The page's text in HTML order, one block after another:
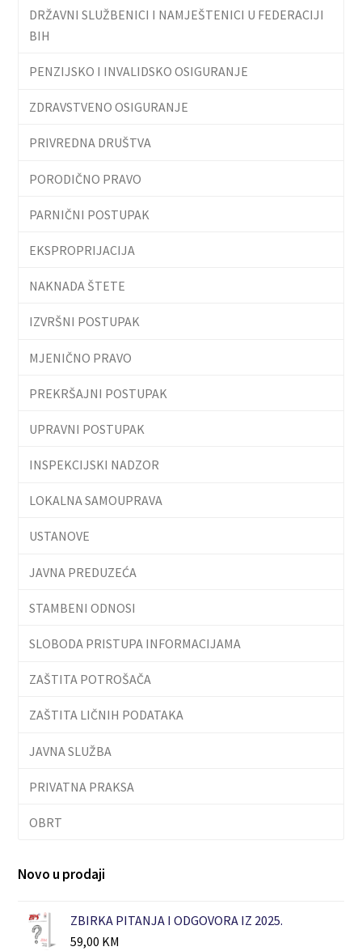
DRŽAVNI SLUŽBENICI I NAMJEŠTENICI U FEDERACIJI
BIH
PENZIJSKO I INVALIDSKO OSIGURANJE
ZDRAVSTVENO OSIGURANJE
PRIVREDNA DRUŠTVA
PORODIČNO PRAVO
PARNIČNI POSTUPAK
EKSPROPRIJACIJA
NAKNADA ŠTETE
IZVRŠNI POSTUPAK
MJENIČNO PRAVO
PREKRŠAJNI POSTUPAK
UPRAVNI POSTUPAK
INSPEKCIJSKI NADZOR
LOKALNA SAMOUPRAVA
USTANOVE
JAVNA PREDUZEĆA
STAMBENI ODNOSI
SLOBODA PRISTUPA INFORMACIJAMA
ZAŠTITA POTROŠAČA
ZAŠTITA LIČNIH PODATAKA
JAVNA SLUŽBA
PRIVATNA PRAKSA
OBRT
Novo u prodaji
ZBIRKA PITANJA I ODGOVORA IZ 2025.
59,00 KM